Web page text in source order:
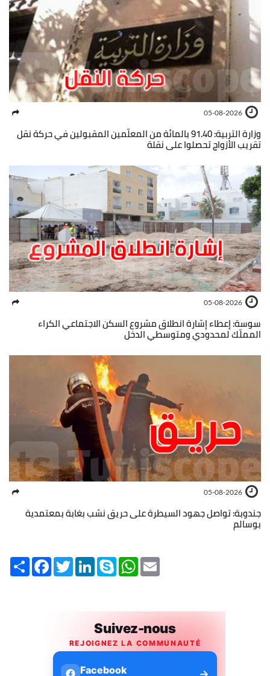
05-08-2026
وزارة التربية: 91.40 بالمائة من المعلّمين المقبولين في حركة نقل
تقريب الأزواج تحصلوا على نقلة
05-08-2026
سوسة: إعطاء إشارة انطلاق مشروع السكن الاجتماعي الكراء
المملّك لمحدودي ومتوسطي الدخل
05-08-2026
جندوبة: تواصل جهود السيطرة على حريق نشب بغابة بمعتمدية
بوسالم
Share FacebookTwitterLinkedInSkype WhatsApp